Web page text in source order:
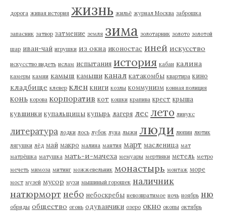
дорога живая история жизнь жильё журнал Москва заброшка
запасник затвор затмение земля зима золотарник золото золотой
шар иван-чай игрушки из окна иконостас иней искусство
искусство видеть ислам испытания история кабан калина
камеры камни камыш камыши канал катакомбы квартира кино
кладбище клевер клен книги козлы коммунизм конная полиция
конь корова корпоратив кот кошки крапива крест крыша
кувшинки купальщицы купырь лагеря лес лето линукс
литература лодки лось лубок луна лыжи люди люпин лютик
лягушки лёд май макро малина мантия март масленица мат
матрёшка матушка мать-и-мачеха мемуары мертвяки метель метро
мечеть мимоза митинг можжевельник монастырь монтаж море
мост музей мусор мухи мышиный горошек наличник
натюрморт небо небоскребы невозвратимое ночь ноябрь ню
обряды общество огонь одуванчики озеро окно окопы октябрь